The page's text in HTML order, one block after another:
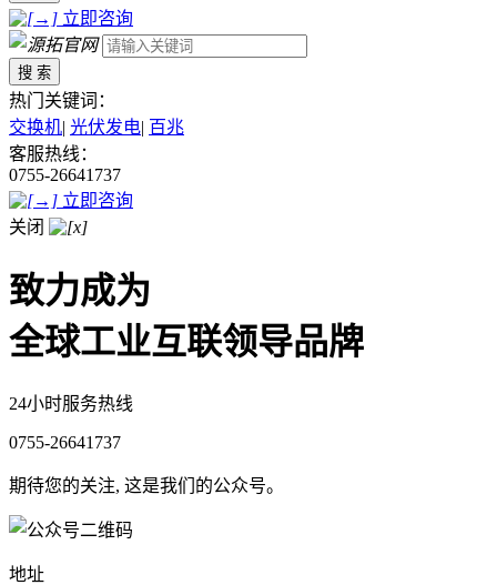
立即咨询
搜 索
热门关键词：
交换机| 光伏发电| 百兆
客服热线：
0755-26641737
立即咨询
关闭
致力成为
全球工业互联领导品牌
24小时服务热线
0755-26641737
期待您的关注, 这是我们的公众号。
地址